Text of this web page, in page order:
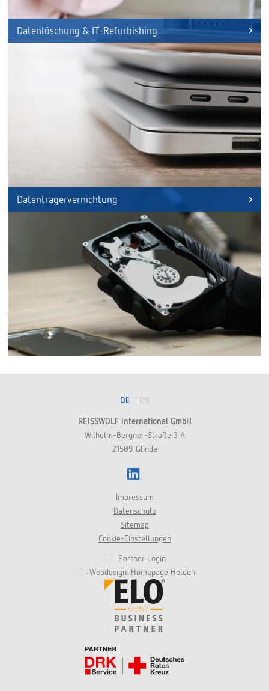
Datenlöschung & IT-Refurbishing
Datenträgervernichtung
DE EN
REISSWOLF International GmbH
Wilhelm-Bergner-Straße 3 A
21509 Glinde
Impressum
Datenschutz
Sitemap
Cookie-Einstellungen
Partner Login
Webdesign: Homepage Helden